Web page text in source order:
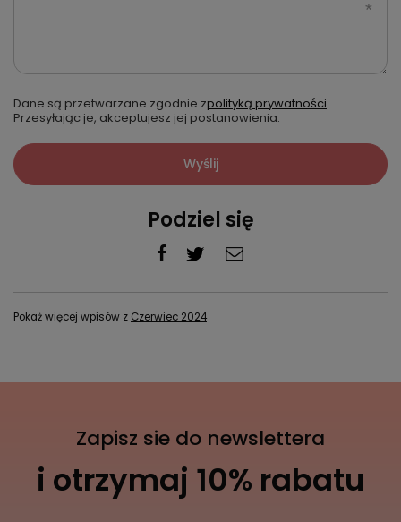
Dane są przetwarzane zgodnie zpolityką prywatności.
Przesyłając je, akceptujesz jej postanowienia.
Wyślij
Podziel się
Pokaż więcej wpisów z Czerwiec 2024
Zapisz sie do newslettera
i otrzymaj 10% rabatu